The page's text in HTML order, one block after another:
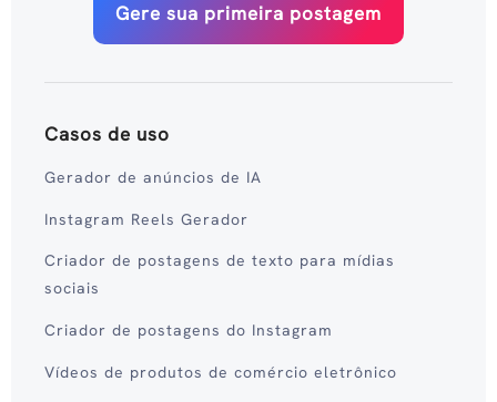
Gere sua primeira postagem
Casos de uso
Gerador de anúncios de IA
Instagram Reels Gerador
Criador de postagens de texto para mídias
sociais
Criador de postagens do Instagram
Vídeos de produtos de comércio eletrônico